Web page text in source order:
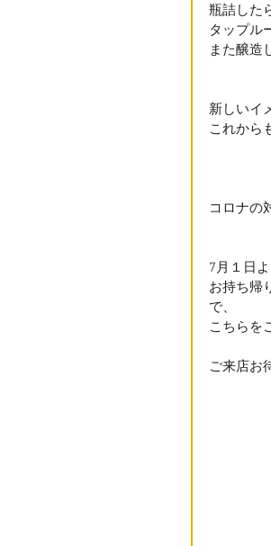
瓶詰した
タップル
また醸造
新しいイ
これから
コロナの
7月１日
お持ち帰
で、
こちらを
ご来店お